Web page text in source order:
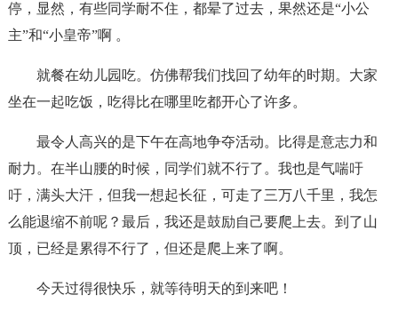
停，显然，有些同学耐不住，都晕了过去，果然还是“小公
主”和“小皇帝”啊 。
就餐在幼儿园吃。仿佛帮我们找回了幼年的时期。大家
坐在一起吃饭，吃得比在哪里吃都开心了许多。
最令人高兴的是下午在高地争夺活动。比得是意志力和
耐力。在半山腰的时候，同学们就不行了。我也是气喘吁
吁，满头大汗，但我一想起长征，可走了三万八千里，我怎
么能退缩不前呢？最后，我还是鼓励自己要爬上去。到了山
顶，已经是累得不行了，但还是爬上来了啊。
今天过得很快乐，就等待明天的到来吧！